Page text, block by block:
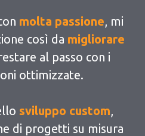
molta passione, mi
così da migliorare
al passo con i
ottimizzate.
sviluppo custom,
di progetti su misura